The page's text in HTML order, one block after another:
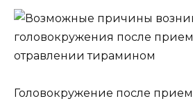
Головокружение после